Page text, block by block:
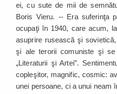
ei, cu sute de mii de
Boris Vieru. -- Era suferinţa
ocupaţi în 1940, care acum,
asuprire rusească şi
şi ale terorii comuniste şi
„Literaturii şi Artei”.
copleşitor, magnific, cosmic:
unei persoane, ci a unui neam